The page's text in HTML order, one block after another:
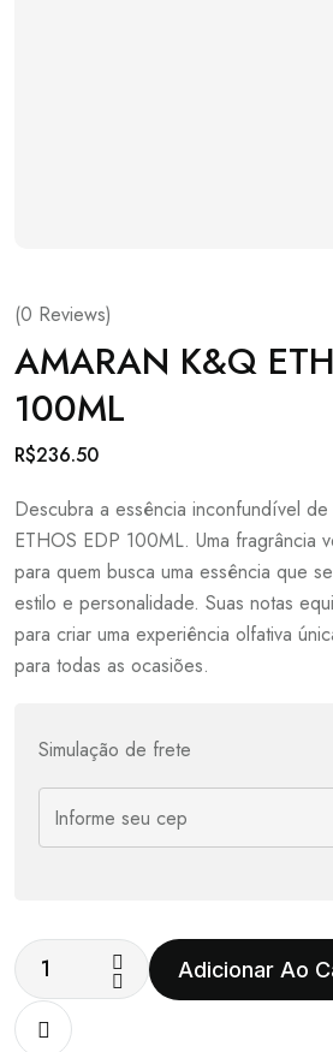
(0 Reviews)
AMARAN K&Q
100ML
R$236.50
Descubra a essência inconfundível
ETHOS EDP 100ML. Uma fragrância
para quem busca uma essência que
estilo e personalidade. Suas notas
para criar uma experiência olfativa
para todas as ocasiões.
Simulação de frete
Adicionar Ao